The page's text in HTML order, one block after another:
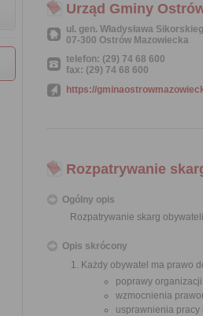
Urząd Gminy
ul. gen. Władysława
07-300 Ostrów Mazowiecka
telefon: (29) 74 68 600
fax: (29) 74 68 600
https://
Rozpatrywanie
Ogólny opis
Rozpatrywanie skarg obywateli
Opis skrócony
Każdy obywatel ma prawo
poprawy
wzmocnienia
usprawnienia